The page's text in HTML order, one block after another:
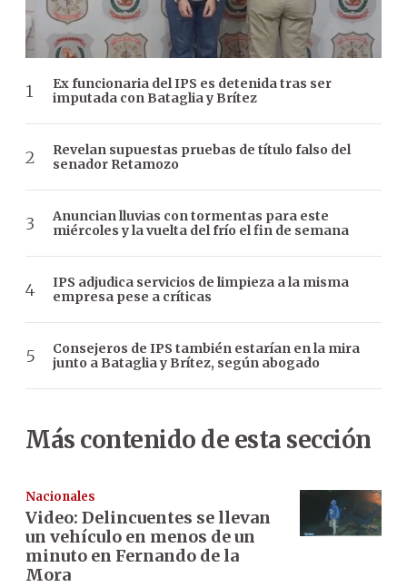
Ex funcionaria del IPS es detenida tras ser
imputada con Bataglia y Brítez
Revelan supuestas pruebas de título falso del
senador Retamozo
Anuncian lluvias con tormentas para este
miércoles y la vuelta del frío el fin de semana
IPS adjudica servicios de limpieza a la misma
empresa pese a críticas
Consejeros de IPS también estarían en la mira
junto a Bataglia y Brítez, según abogado
Más contenido de esta sección
Nacionales
Video: Delincuentes se llevan
un vehículo en menos de un
minuto en Fernando de la
Mora